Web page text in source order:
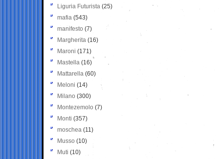
Liguria Futurista (25)
mafia (543)
manifesto (7)
Margherita (16)
Maroni (171)
Mastella (16)
Mattarella (60)
Meloni (14)
Milano (300)
Montezemolo (7)
Monti (357)
moschea (11)
Musso (10)
Muti (10)